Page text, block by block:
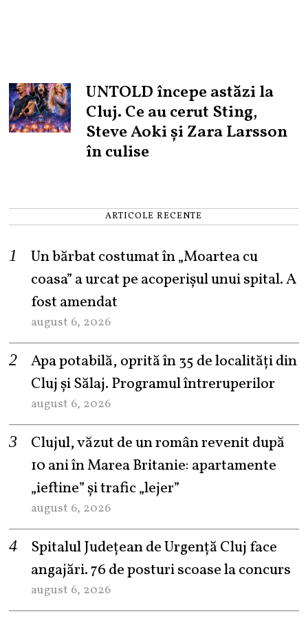
UNTOLD începe astăzi la
Cluj. Ce au cerut Sting,
Steve Aoki și Zara Larsson
în culise
ARTICOLE RECENTE
Un bărbat costumat în „Moartea cu
coasa” a urcat pe acoperișul unui spital. A
fost amendat
august 6, 2026
Apa potabilă, oprită în 35 de localități din
Cluj și Sălaj. Programul întreruperilor
august 6, 2026
Clujul, văzut de un român revenit după
10 ani în Marea Britanie: apartamente
„ieftine” și trafic „lejer”
august 6, 2026
Spitalul Județean de Urgență Cluj face
angajări. 76 de posturi scoase la concurs
august 6, 2026